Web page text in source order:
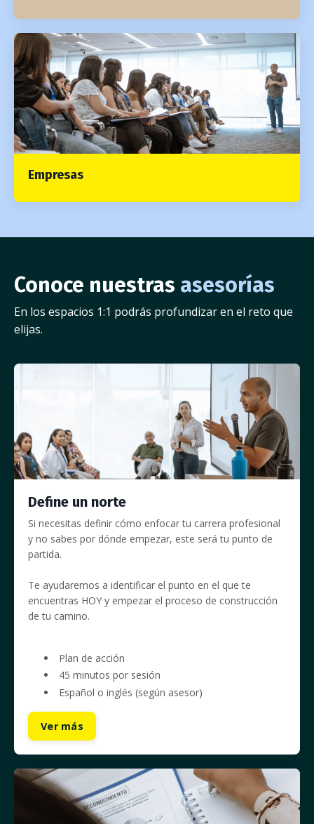
Empresas
Conoce nuestras asesorías
En los espacios 1:1 podrás profundizar en el reto que
elijas.
Define un norte
Si necesitas definir cómo enfocar tu carrera profesional
y no sabes por dónde empezar, este será tu punto de
partida.
Te ayudaremos a identificar el punto en el que te
encuentras HOY y empezar el proceso de construcción
de tu camino.
Plan de acción
45 minutos por sesión
Español o inglés (según asesor)
Ver más